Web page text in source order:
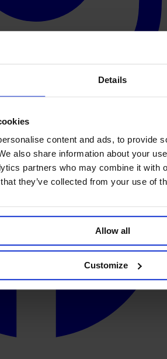
Details
content and ads, to provide
also share information about your
partners who may combine it with
they’ve collected from your use of
Allow all
Customize